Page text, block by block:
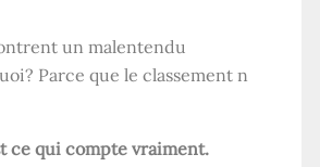
un malentendu
Parce que le classement n
ce qui compte vraiment.